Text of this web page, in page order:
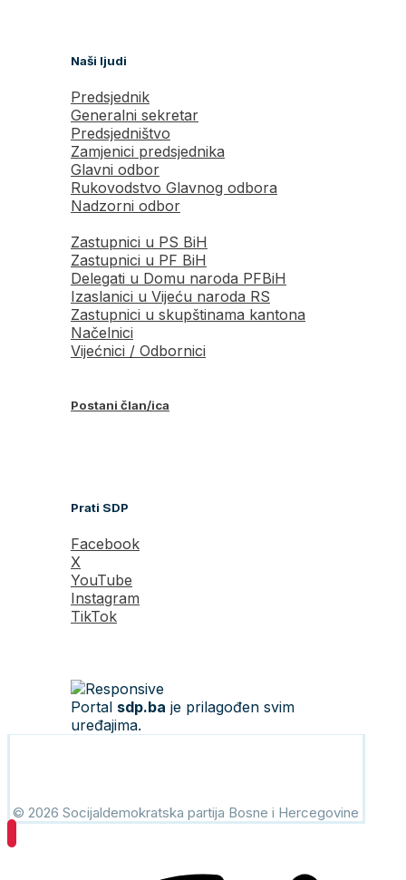
Naši ljudi
Predsjednik
Generalni sekretar
Predsjedništvo
Zamjenici predsjednika
Glavni odbor
Rukovodstvo Glavnog odbora
Nadzorni odbor
Zastupnici u PS BiH
Zastupnici u PF BiH
Delegati u Domu naroda PFBiH
Izaslanici u Vijeću naroda RS
Zastupnici u skupštinama kantona
Načelnici
Vijećnici / Odbornici
Postani član/ica
Prati SDP
Facebook
X
YouTube
Instagram
TikTok
Portal sdp.ba je prilagođen svim
uređajima.
© 2026 Socijaldemokratska partija Bosne i Hercegovine